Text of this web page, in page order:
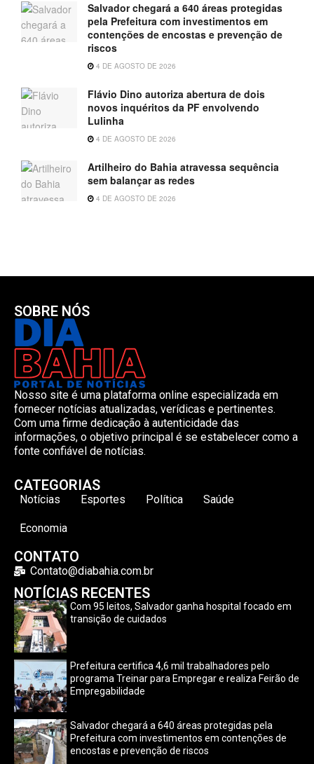
Salvador chegará a 640 áreas protegidas
pela Prefeitura com investimentos em
contenções de encostas e prevenção de
riscos
4 DE AGOSTO DE 2026
Flávio Dino autoriza abertura de dois
novos inquéritos da PF envolvendo
Lulinha
4 DE AGOSTO DE 2026
Artilheiro do Bahia atravessa sequência
sem balançar as redes
4 DE AGOSTO DE 2026
SOBRE NÓS
Nosso site é uma plataforma online especializada em
fornecer notícias atualizadas, verídicas e pertinentes.
Com uma firme dedicação à autenticidade das
informações, o objetivo principal é se estabelecer como a
fonte confiável de notícias.
CATEGORIAS
Notícias Esportes Política Saúde
Economia
CONTATO
Contato@diabahia.com.br
NOTÍCIAS RECENTES
Com 95 leitos, Salvador ganha hospital focado em
transição de cuidados
Prefeitura certifica 4,6 mil trabalhadores pelo
programa Treinar para Empregar e realiza Feirão de
Empregabilidade
Salvador chegará a 640 áreas protegidas pela
Prefeitura com investimentos em contenções de
encostas e prevenção de riscos